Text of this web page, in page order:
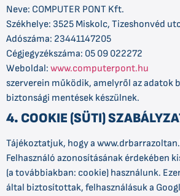
Neve: COMPUTER PONT Kft.
Székhelye: 3525 Miskolc, Tizeshonvéd
Adószáma: 23441147205
Cégjegyzékszáma: 05 09 022272
Weboldal: www.computerpont.hu
szerverein működik, amelyről az adatok
biztonsági mentések készülnek.
4. COOKIE (SÜTI)
Tájékoztatjuk, hogy a
Felhasználó azonosításának érdekében
(a továbbiakban: cookie) használunk.
által biztosítottak, felhasználásuk a